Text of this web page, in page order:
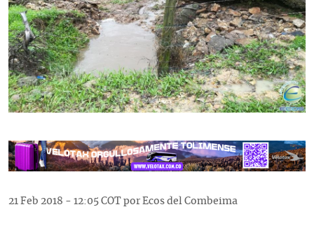
21 Feb 2018 - 12:05 COT por Ecos del Combeima